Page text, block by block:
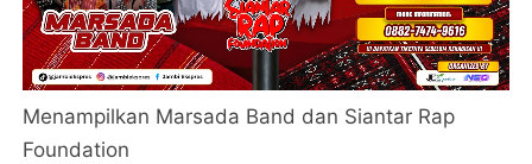
Menampilkan Marsada Band dan Siantar Rap
Foundation